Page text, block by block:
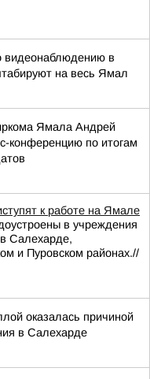
в
на весь Ямал
Ямала Андрей
конференцию по итогам
к работе на Ямале
в учреждения
в Салехарде,
и Пуровском районах.//
оказалась причиной
в Салехарде